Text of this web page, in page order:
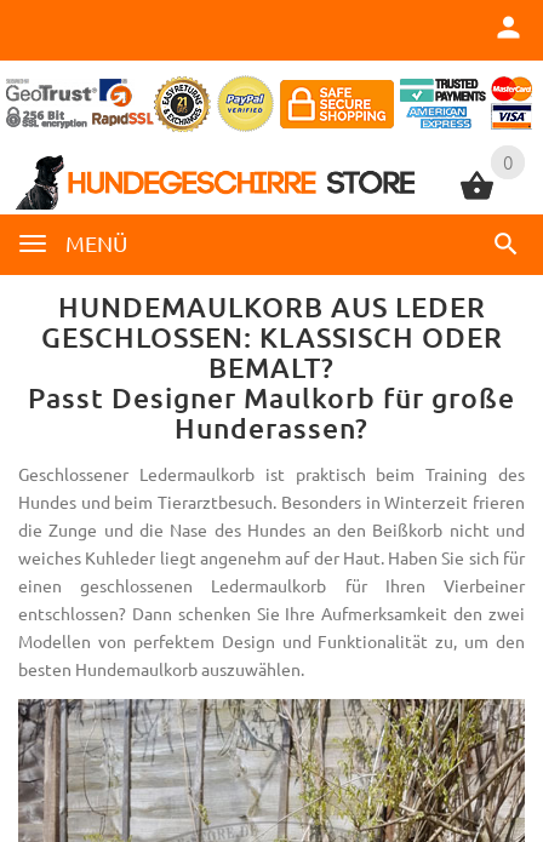
0
MENÜ
0
HUNDEMAULKORB AUS LEDER
GESCHLOSSEN: KLASSISCH ODER
BEMALT?
Passt Designer Maulkorb für große
Hunderassen?
Geschlossener Ledermaulkorb ist praktisch beim Training des
Hundes und beim Tierarztbesuch. Besonders in Winterzeit frieren
die Zunge und die Nase des Hundes an den Beißkorb nicht und
weiches Kuhleder liegt angenehm auf der Haut. Haben Sie sich für
einen geschlossenen Ledermaulkorb für Ihren Vierbeiner
entschlossen? Dann schenken Sie Ihre Aufmerksamkeit den zwei
Modellen von perfektem Design und Funktionalität zu, um den
besten Hundemaulkorb auszuwählen.